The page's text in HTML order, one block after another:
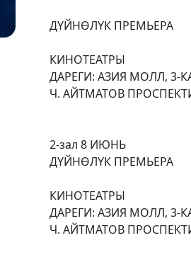
КИНОТЕАТРЫ
ДАРЕГИ: АЗИЯ МОЛЛ, 3-
Ч.
2-зал 8 ИЮНЬ
КИНОТЕАТРЫ
ДАРЕГИ: АЗИЯ МОЛЛ, 3-
Ч.